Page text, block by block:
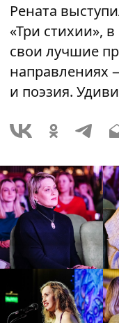
Рената
«Три стихии»,
свои лучшие
направлениях
и поэзия.